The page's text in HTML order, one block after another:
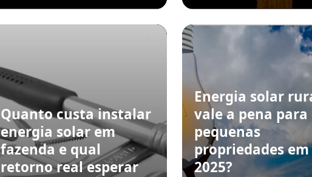
Quanto custa instalar
energia solar em
fazenda e qual
retorno real esperar
Energia solar
vale a pena para
pequenas
propriedades em
2025?